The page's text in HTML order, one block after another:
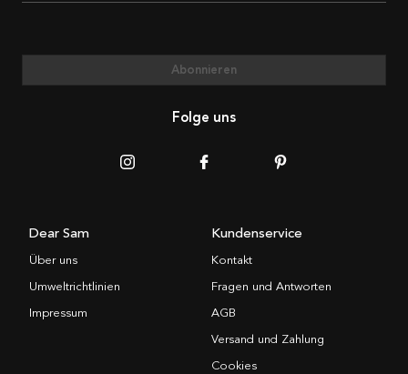
Abonnieren
Folge uns
Dear Sam
Über uns
Umweltrichtlinien
Impressum
Kundenservice
Kontakt
Fragen und Antworten
AGB
Versand und Zahlung
Cookies